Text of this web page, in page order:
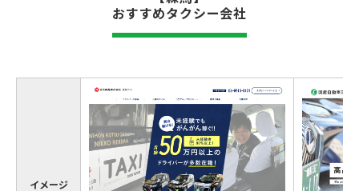
おすすめタクシー会社
イメージ